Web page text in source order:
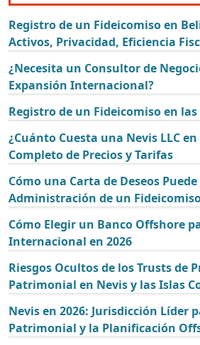
Registro de un Fideicomiso en
Activos, Privacidad, Eficiencia
¿Necesita un Consultor de
Expansión Internacional?
Registro de un Fideicomiso en
¿Cuánto Cuesta una Nevis LLC en
Completo de Precios y Tarifas
Cómo una Carta de Deseos
Administración de un
Cómo Elegir un Banco Offshore
Internacional en 2026
Riesgos Ocultos de los Trusts de
Patrimonial en Nevis y las Islas
Nevis en 2026: Jurisdicción Líder
Patrimonial y la Planificación